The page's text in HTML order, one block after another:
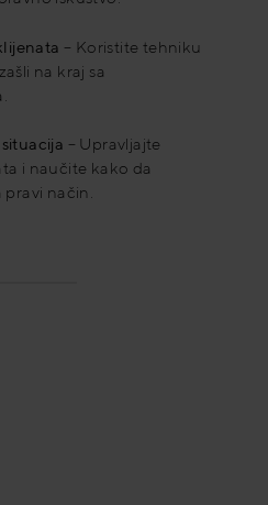
– Koristite tehniku
na kraj sa
– Upravljajte
i naučite kako da
način.